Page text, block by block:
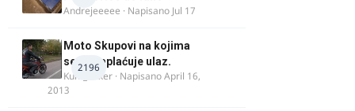
Andrejeeeee · Napisano Jul 17
2196
Moto Skupovi na kojima
se ne naplaćuje ulaz.
Kum_Mixer · NapisanoApril 16,
2013